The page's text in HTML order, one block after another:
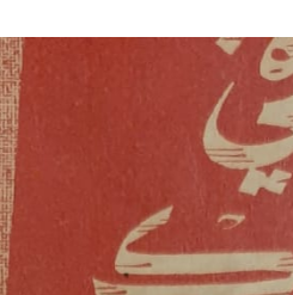
نحو استراتيجيّة
نوفمبر 27, 2024